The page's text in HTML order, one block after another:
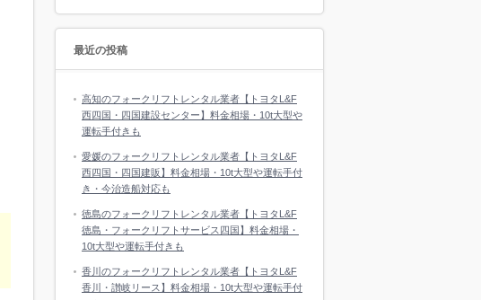
最近の投稿
高知のフォークリフトレンタル業者【トヨタL&F
西四国・四国建設センター】料金相場・10t大型や
運転手付きも
愛媛のフォークリフトレンタル業者【トヨタL&F
西四国・四国建販】料金相場・10t大型や運転手付
き・今治造船対応も
徳島のフォークリフトレンタル業者【トヨタL&F
徳島・フォークリフトサービス四国】料金相場・
10t大型や運転手付きも
香川のフォークリフトレンタル業者【トヨタL&F
香川・讃岐リース】料金相場・10t大型や運転手付